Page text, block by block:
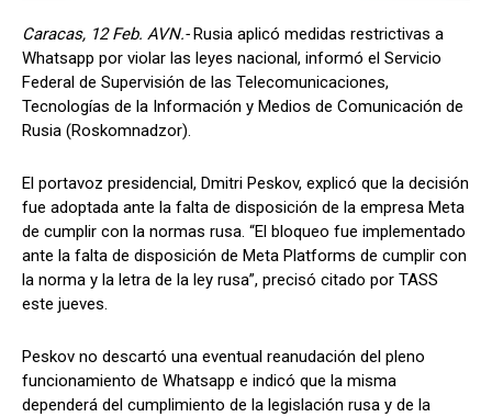
Caracas, 12 Feb. AVN.-Rusia aplicó medidas restrictivas a
Whatsapp por violar las leyes nacional, informó el Servicio
Federal de Supervisión de las Telecomunicaciones,
Tecnologías de la Información y Medios de Comunicación de
Rusia (Roskomnadzor).
El portavoz presidencial, Dmitri Peskov, explicó que la decisión
fue adoptada ante la falta de disposición de la empresa Meta
de cumplir con la normas rusa. “El bloqueo fue implementado
ante la falta de disposición de Meta Platforms de cumplir con
la norma y la letra de la ley rusa”, precisó citado por TASS
este jueves.
Peskov no descartó una eventual reanudación del pleno
funcionamiento de Whatsapp e indicó que la misma
dependerá del cumplimiento de la legislación rusa y de la